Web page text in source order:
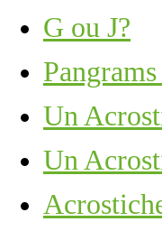
G ou J?
Un
Un